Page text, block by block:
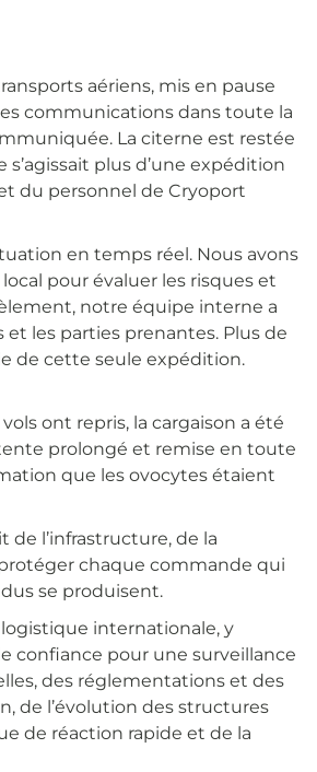
aériens, mis en pause
communications dans toute la
La citerne est restée
plus d’une expédition
du personnel de Cryoport
en temps réel. Nous avons
pour évaluer les risques et
notre équipe interne a
les parties prenantes. Plus de
de cette seule expédition.
ont repris, la cargaison a été
prolongé et remise en toute
que les ovocytes étaient
de l’infrastructure, de la
chaque commande qui
se produisent.
internationale, y
confiance pour une surveillance
des réglementations et des
de l’évolution des structures
de réaction rapide et de la